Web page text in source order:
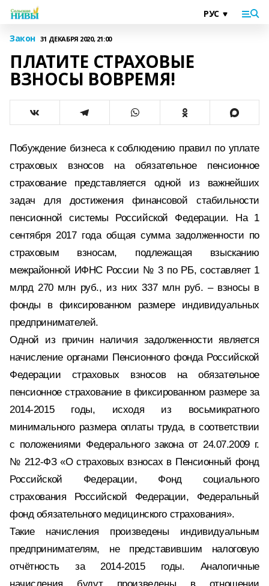
Закон 31 ДЕКАБРЯ 2020, 21:00
ПЛАТИТЕ СТРАХОВЫЕ
ВЗНОСЫ ВОВРЕМЯ!
Побуждение бизнеса к соблюдению правил по уплате
страховых взносов на обязательное пенсионное
страхование представляется одной из важнейших
задач для достижения финансовой стабильности
пенсионной системы Российской Федерации. На 1
сентября 2017 года общая сумма задолженности по
страховым взносам, подлежащая взысканию
межрайонной ИФНС России № 3 по РБ, составляет 1
млрд 270 млн руб., из них 337 млн руб. – взносы в
фонды в фиксированном размере индивидуальных
предпринимателей.
Одной из причин наличия задолженности является
начисление органами Пенсионного фонда Российской
Федерации страховых взносов на обязательное
пенсионное страхование в фиксированном размере за
2014-2015 годы, исходя из восьмикратного
минимального размера оплаты труда, в соответствии
с положениями Федерального закона от 24.07.2009 г.
№ 212-ФЗ «О страховых взносах в Пенсионный фонд
Российской Федерации, Фонд социального
страхования Российской Федерации, Федеральный
фонд обязательного медицинского страхования».
Такие начисления произведены индивидуальным
предпринимателям, не представившим налоговую
отчётность за 2014-2015 годы. Аналогичные